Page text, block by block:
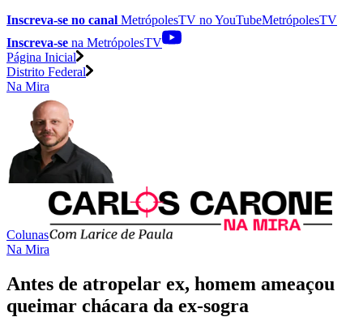
Inscreva-se no canal MetrópolesTV noYouTubeMetrópolesTV
Inscreva-se na MetrópolesTV
Página Inicial
Distrito Federal
Na Mira
Colunas
Na Mira
Antes de atropelar ex, homem ameaçou
queimar chácara da ex-sogra